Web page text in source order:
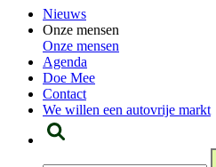
Nieuws
Onze mensen
Onze mensen
Agenda
Doe Mee
Contact
We willen een autovrije markt